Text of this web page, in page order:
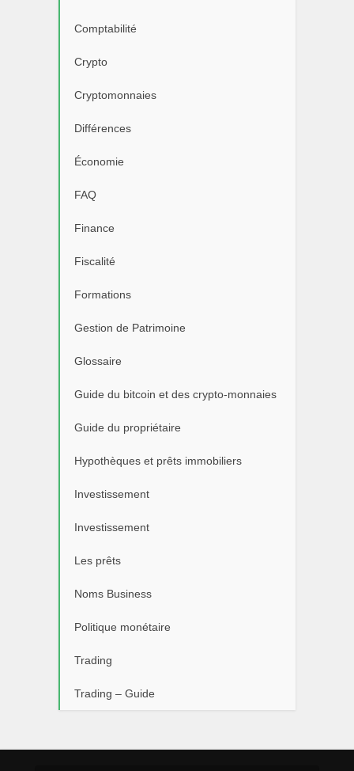
Comptabilité
Crypto
Cryptomonnaies
Différences
Économie
FAQ
Finance
Fiscalité
Formations
Gestion de Patrimoine
Glossaire
Guide du bitcoin et des crypto-monnaies
Guide du propriétaire
Hypothèques et prêts immobiliers
Investissement
Investissement
Les prêts
Noms Business
Politique monétaire
Trading
Trading – Guide